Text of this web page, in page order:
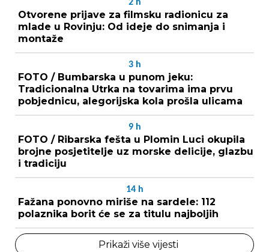
2 h
Otvorene prijave za filmsku radionicu za
mlade u Rovinju: Od ideje do snimanja i
montaže
3 h
FOTO / Bumbarska u punom jeku:
Tradicionalna Utrka na tovarima ima prvu
pobjednicu, alegorijska kola prošla ulicama
9 h
FOTO / Ribarska fešta u Plomin Luci okupila
brojne posjetitelje uz morske delicije, glazbu
i tradiciju
14 h
Fažana ponovno miriše na sardele: 112
polaznika borit će se za titulu najboljih
Prikaži više vijesti